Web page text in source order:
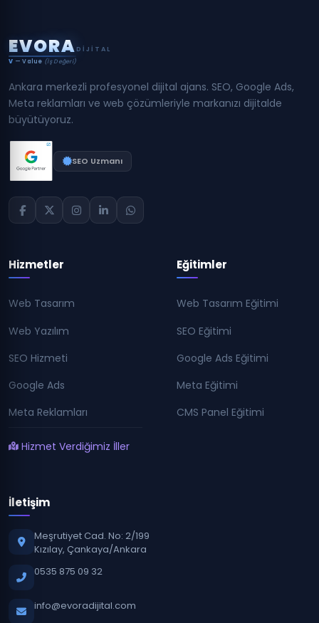
EVORA DIJITAL
V — Value (İş Değeri)
Ankara merkezli profesyonel dijital ajans. SEO, Google Ads,
Meta reklamları ve web çözümleriyle markanızı dijitalde
büyütüyoruz.
SEO Uzmanı
Hizmetler
Web Tasarım
Web Yazılım
SEO Hizmeti
Google Ads
Meta Reklamları
Hizmet Verdiğimiz İller
Eğitimler
Web Tasarım Eğitimi
SEO Eğitimi
Google Ads Eğitimi
Meta Eğitimi
CMS Panel Eğitimi
İletişim
Meşrutiyet Cad. No: 2/199
Kızılay, Çankaya/Ankara
0535 875 09 32
info@evoradijital.com